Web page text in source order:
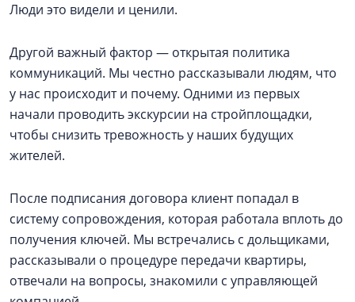
Люди это видели и ценили.
Другой важный фактор — открытая политика
коммуникаций. Мы честно рассказывали людям, что
у нас происходит и почему. Одними из первых
начали проводить экскурсии на стройплощадки,
чтобы снизить тревожность у наших будущих
жителей.
После подписания договора клиент попадал в
систему сопровождения, которая работала вплоть до
получения ключей. Мы встречались с дольщиками,
рассказывали о процедуре передачи квартиры,
отвечали на вопросы, знакомили с управляющей